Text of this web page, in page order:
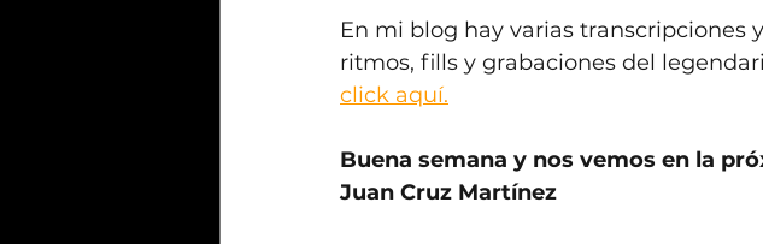
En mi blog hay varias transcripciones
ritmos, fills y grabaciones del
click aquí.
Buena semana y nos vemos en la
Juan Cruz Martínez